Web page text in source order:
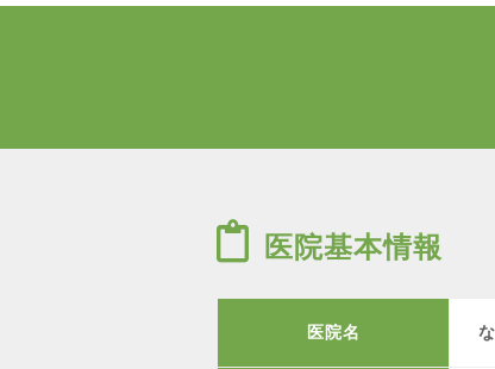
医院基本情報
医院名